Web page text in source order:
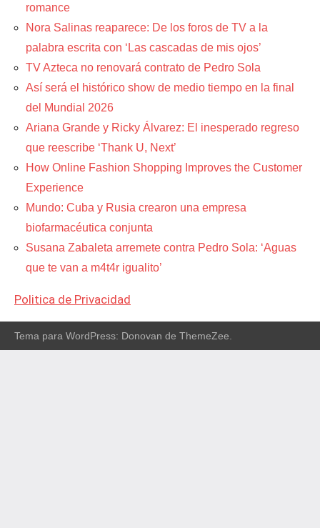
romance
Nora Salinas reaparece: De los foros de TV a la
palabra escrita con ‘Las cascadas de mis ojos’
TV Azteca no renovará contrato de Pedro Sola
Así será el histórico show de medio tiempo en la final
del Mundial 2026
Ariana Grande y Ricky Álvarez: El inesperado regreso
que reescribe ‘Thank U, Next’
How Online Fashion Shopping Improves the Customer
Experience
Mundo: Cuba y Rusia crearon una empresa
biofarmacéutica conjunta
Susana Zabaleta arremete contra Pedro Sola: ‘Aguas
que te van a m4t4r igualito’
Politica de Privacidad
Tema para WordPress: Donovan de ThemeZee.